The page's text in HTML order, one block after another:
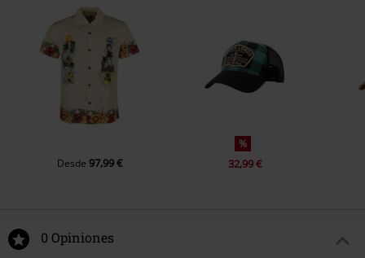
Desde 97,99 €
%
32,99 €
0 Opiniones